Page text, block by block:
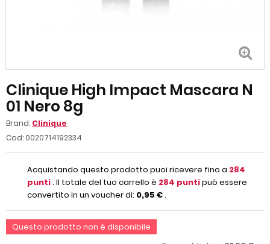
Clinique High Impact Mascara N
01 Nero 8g
Brand: Clinique
Cod: 0020714192334
Acquistando questo prodotto puoi ricevere fino a 284
punti. Il totale del tuo carrello è 284 puntipuò essere
convertito in un voucher di: 0,95 €.
Questo prodotto non è disponibile